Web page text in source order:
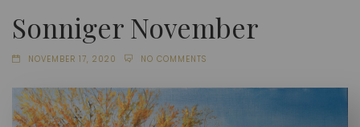
Sonniger November
NOVEMBER 17, 2020 NO COMMENTS